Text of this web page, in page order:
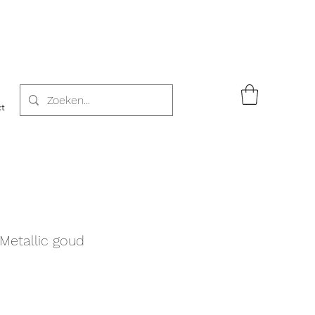
goud